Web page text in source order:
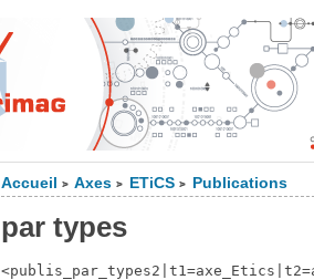
Accueil > Axes > ETiCS > Publications
par types